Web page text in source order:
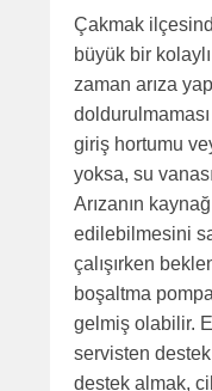
Çakmak
büyük bir
zaman arıza
giriş hortumu
yoksa, su
Arızanın
edilebilmesini
çalışırken
boşaltma
gelmiş olabilir.
servisten
destek almak,